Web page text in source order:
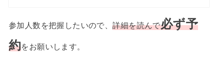
参加人数を把握したいので、詳細を読んで必ず予
約をお願いします。